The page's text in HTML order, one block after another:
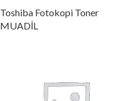
Toshiba Fotokopi Toner
MUADİL